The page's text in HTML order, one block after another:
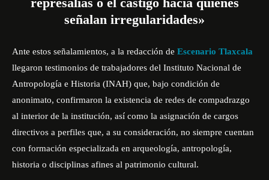
señalan irregularidades»
Ante estos señalamientos, a la redacción de Escenario Tlaxcala
llegaron testimonios de trabajadores del Instituto Nacional de
Antropología e Historia (INAH) que, bajo condición de
anonimato, confirmaron la existencia de redes de compadrazgo
al interior de la institución, así como la asignación de cargos
directivos a perfiles que, a su consideración, no siempre cuentan
con formación especializada en arqueología, antropología,
historia o disciplinas afines al patrimonio cultural.